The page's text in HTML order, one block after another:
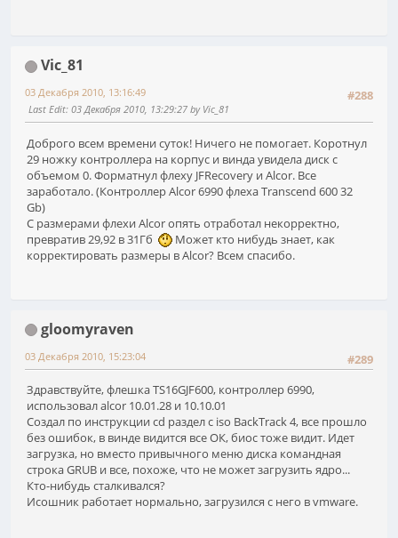
Vic_81
#288
03 Декабря 2010, 13:16:49
Last Edit: 03 Декабря 2010, 13:29:27 by Vic_81
Доброго всем времени суток! Ничего не помогает. Коротнул
29 ножку контроллера на корпус и винда увидела диск с
объемом 0. Форматнул флеху JFRecovery и Alcor. Все
заработало. (Контроллер Alcor 6990 флеха Transcend 600 32
Gb)
C размерами флехи Alcor опять отработал некорректно,
превратив 29,92 в 31Гб
Может кто нибудь знает, как
корректировать размеры в Alcor? Всем спасибо.
gloomyraven
#289
03 Декабря 2010, 15:23:04
Здравствуйте, флешка TS16GJF600, контроллер 6990,
использовал alcor 10.01.28 и 10.10.01
Создал по инструкции cd раздел с iso BackTrack 4, все прошло
без ошибок, в винде видится все ОК, биос тоже видит. Идет
загрузка, но вместо привычного меню диска командная
строка GRUB и все, похоже, что не может загрузить ядро...
Кто-нибудь сталкивался?
Исошник работает нормально, загрузился с него в vmware.